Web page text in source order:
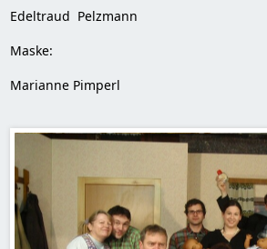
Edeltraud Pelzmann
Maske:
Marianne Pimperl